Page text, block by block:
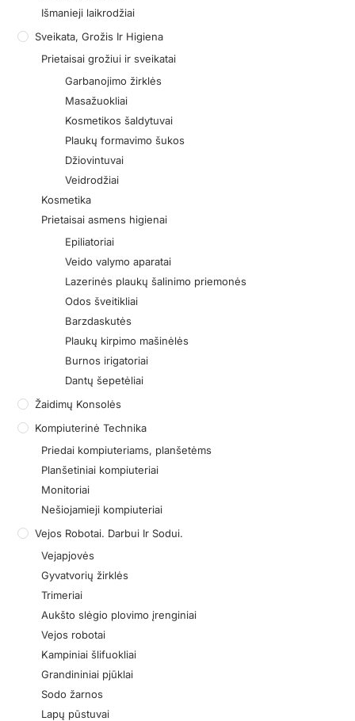
Išmanieji laikrodžiai
Sveikata, Grožis Ir Higiena
Prietaisai grožiui ir sveikatai
Garbanojimo žirklės
Masažuokliai
Kosmetikos šaldytuvai
Plaukų formavimo šukos
Džiovintuvai
Veidrodžiai
Kosmetika
Prietaisai asmens higienai
Epiliatoriai
Veido valymo aparatai
Lazerinės plaukų šalinimo priemonės
Odos šveitikliai
Barzdaskutės
Plaukų kirpimo mašinėlės
Burnos irigatoriai
Dantų šepetėliai
Žaidimų Konsolės
Kompiuterinė Technika
Priedai kompiuteriams, planšetėms
Planšetiniai kompiuteriai
Monitoriai
Nešiojamieji kompiuteriai
Vejos Robotai. Darbui Ir Sodui.
Vejapjovės
Gyvatvorių žirklės
Trimeriai
Aukšto slėgio plovimo įrenginiai
Vejos robotai
Kampiniai šlifuokliai
Grandininiai pjūklai
Sodo žarnos
Lapų pūstuvai